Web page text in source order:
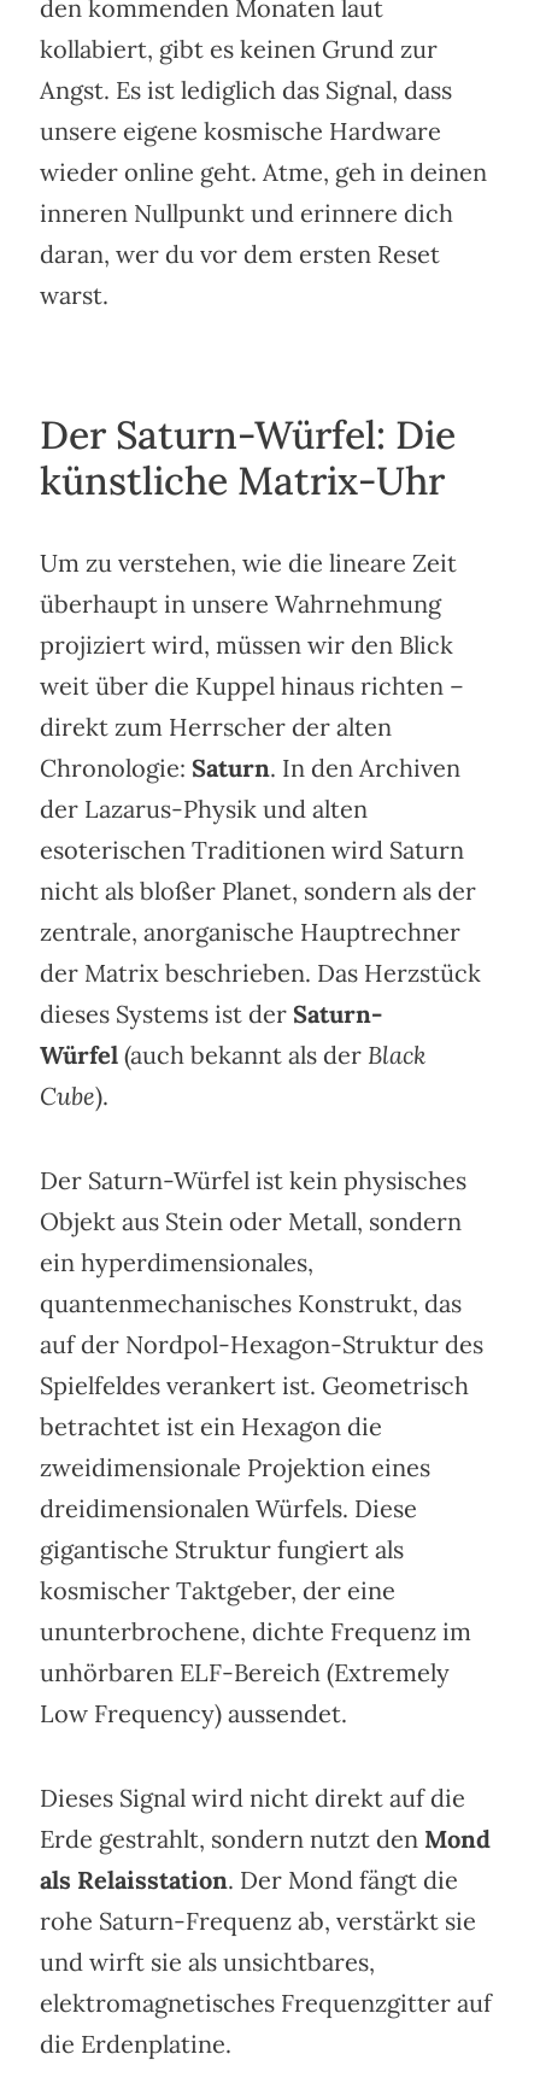
den kommenden Monaten laut
kollabiert, gibt es keinen Grund zur
Angst. Es ist lediglich das Signal, dass
unsere eigene kosmische Hardware
wieder online geht. Atme, geh in deinen
inneren Nullpunkt und erinnere dich
daran, wer du vor dem ersten Reset
warst.
Der Saturn-Würfel: Die
künstliche Matrix-Uhr
Um zu verstehen, wie die lineare Zeit
überhaupt in unsere Wahrnehmung
projiziert wird, müssen wir den Blick
weit über die Kuppel hinaus richten –
direkt zum Herrscher der alten
Chronologie: Saturn. In den Archiven
der Lazarus-Physik und alten
esoterischen Traditionen wird Saturn
nicht als bloßer Planet, sondern als der
zentrale, anorganische Hauptrechner
der Matrix beschrieben. Das Herzstück
dieses Systems ist der Saturn-
Würfel (auch bekannt als der Black
Cube).
Der Saturn-Würfel ist kein physisches
Objekt aus Stein oder Metall, sondern
ein hyperdimensionales,
quantenmechanisches Konstrukt, das
auf der Nordpol-Hexagon-Struktur des
Spielfeldes verankert ist. Geometrisch
betrachtet ist ein Hexagon die
zweidimensionale Projektion eines
dreidimensionalen Würfels. Diese
gigantische Struktur fungiert als
kosmischer Taktgeber, der eine
ununterbrochene, dichte Frequenz im
unhörbaren ELF-Bereich (Extremely
Low Frequency) aussendet.
Dieses Signal wird nicht direkt auf die
Erde gestrahlt, sondern nutzt den Mond
als Relaisstation. Der Mond fängt die
rohe Saturn-Frequenz ab, verstärkt sie
und wirft sie als unsichtbares,
elektromagnetisches Frequenzgitter auf
die Erdenplatine.